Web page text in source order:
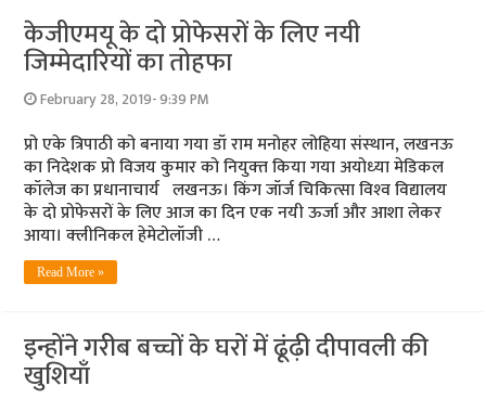
केजीएमयू के दो प्रोफेसरों के लिए नयी
जिम्‍मेदारियों का तोहफा
February 28, 2019- 9:39 PM
प्रो एके त्रिपाठी को बनाया गया डॉ राम मनोहर लोहिया संस्‍थान, लखनऊ
का निदेशक‍ प्रो विजय कुमार को नियुक्‍त किया गया अयोध्‍या मेडिकल
कॉलेज का प्रधानाचार्य लखनऊ। किंग जॉर्ज चिकित्‍सा विश्‍व विद्यालय
के दो प्रोफेसरों के लिए आज का दिन एक नयी ऊर्जा और आशा लेकर
आया। क्‍लीनिकल हेमेटोलॉजी …
Read More »
इन्होंने गरीब बच्चों के घरों में ढूंढ़ी दीपावली की
खुशियाँ